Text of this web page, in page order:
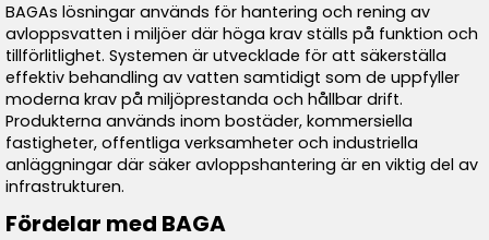
BAGAs lösningar används för hantering och rening av
avloppsvatten i miljöer där höga krav ställs på funktion och
tillförlitlighet. Systemen är utvecklade för att säkerställa
effektiv behandling av vatten samtidigt som de uppfyller
moderna krav på miljöprestanda och hållbar drift.
Produkterna används inom bostäder, kommersiella
fastigheter, offentliga verksamheter och industriella
anläggningar där säker avloppshantering är en viktig del av
infrastrukturen.
Fördelar med BAGA